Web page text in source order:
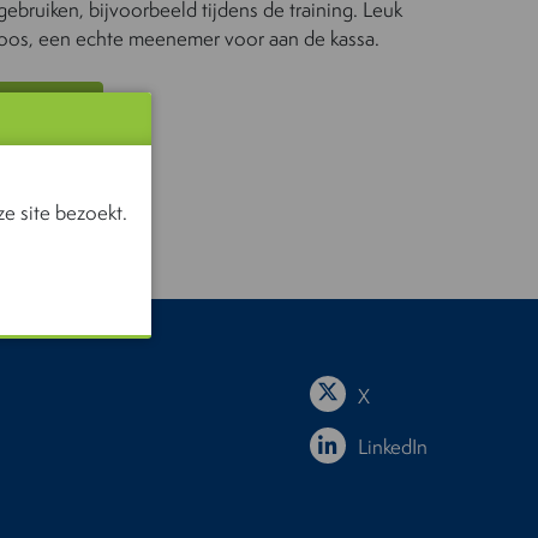
bijvoorbeeld tijdens de training. Leuk
een echte meenemer voor aan de kassa.
X
LinkedIn
site bezoekt.